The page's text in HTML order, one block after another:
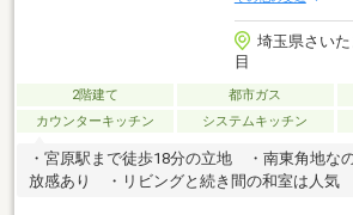
埼玉県さい
目
2階建て 都市ガス
カウンターキッチン
システムキッチン
・宮原駅まで徒歩18分の立地 ・南東角地な
放感あり ・リビングと続き間の和室は人気